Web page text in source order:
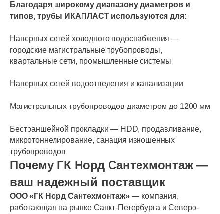
Благодаря широкому диапазону диаметров и
типов, трубы ИКАПЛАСТ используются для:
Напорных сетей холодного водоснабжения —
городские магистральные трубопроводы,
квартальные сети, промышленные системы
Напорных сетей водоотведения и канализации
Магистральных трубопроводов диаметром до 1200 мм
Бестраншейной прокладки — HDD, продавливание,
микротоннелирование, санация изношенных
трубопроводов
Почему ГК Норд Сантехмонтаж —
ваш надежный поставщик
ООО «ГК Норд Сантехмонтаж» — компания,
работающая на рынке Санкт-Петербурга и Северо-